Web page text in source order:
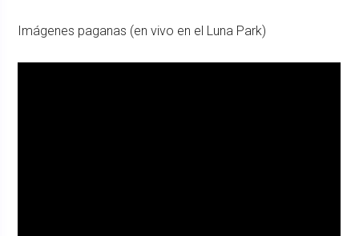
Imágenes paganas (en vivo en el Luna Park)